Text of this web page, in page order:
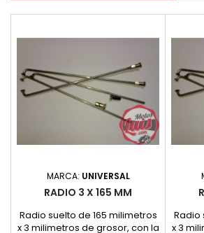
MARCA: UNIVERSAL
RADIO 3 X 165 MM
Radio suelto de 165 milimetros
x 3 milimetros de grosor, con la
Radio
x 3